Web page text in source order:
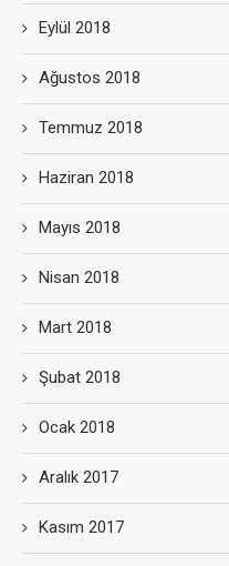
Eylül 2018
Ağustos 2018
Temmuz 2018
Haziran 2018
Mayıs 2018
Nisan 2018
Mart 2018
Şubat 2018
Ocak 2018
Aralık 2017
Kasım 2017